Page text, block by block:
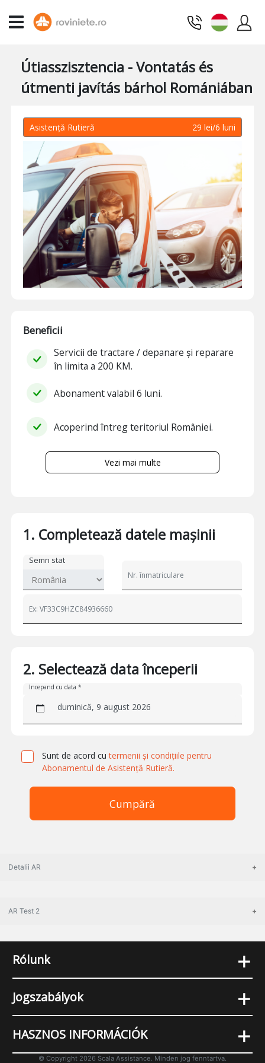
Útiasszisztencia - Vontatás és
útmenti javítás bárhol Romániában
Asistență Rutieră 29 lei/6 luni
Beneficii
Servicii de tractare / depanare și reparare
în limita a 200 KM.
Abonament valabil 6 luni.
Acoperind întreg teritoriul României.
Vezi mai multe
1. Completează datele mașinii
Semn stat
2. Selectează data începerii
Incepand cu data *
duminică, 9 august 2026
Sunt de acord cutermenii și condițiile pentru
Abonamentul de Asistență Rutieră.
Cumpără
Detalii AR
AR Test 2
Rólunk +
Jogszabályok +
HASZNOS INFORMÁCIÓK +
© Copyright 2026 Scala Assistance. Minden jog fenntartva.